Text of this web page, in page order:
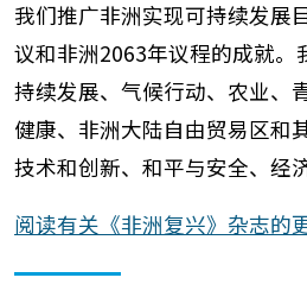
我们推广非洲实现可持续发展
议和非洲2063年议程的成就。
持续发展、气候行动、农业、
健康、非洲大陆自由贸易区和
技术和创新、和平与安全、经
阅读有关《非洲复兴》杂志的